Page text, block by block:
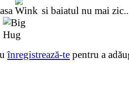
si baiatul nu mai
înregistrează-te pentru a